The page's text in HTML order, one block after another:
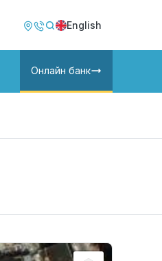
Image
Image English
Онлайн банк